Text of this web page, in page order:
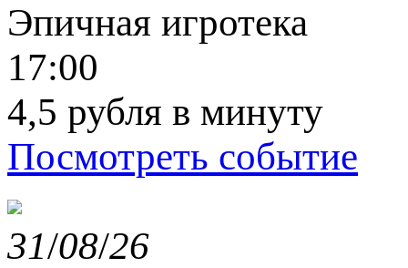
Эпичная игротека
17:00
4,5 рубля в минуту
Посмотреть событие
31/08/26